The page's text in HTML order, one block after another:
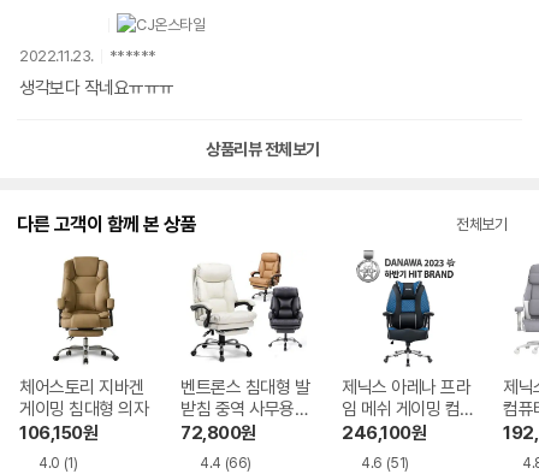
2022.11.23. ******
생각보다 작네요ㅠㅠㅠ
상품리뷰 전체보기
다른 고객이 함께 본 상품 전체보기
체어스토리 지바겐
게이밍 침대형 의자
106,150원
4.0 (1)
벤트론스 침대형 발
받침 중역 사무용
의자
72,800원
4.4 (66)
제닉스 아레나 프라
임 메쉬 게이밍 컴
퓨터의자
246,100원
4.6 (51)
제닉
컴퓨